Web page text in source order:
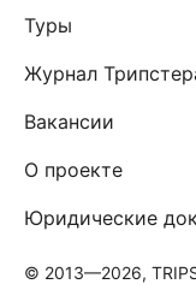
Туры
Журнал
Вакансии
О проекте
Юридические
© 2013—2026,